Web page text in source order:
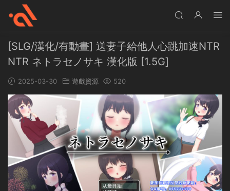
[SLG/漢化/有動畫] 送妻子給他人心跳加速NTR
NTR ネトラセノサキ 漢化版 [1.5G]
2025-03-30 遊戲資源 520